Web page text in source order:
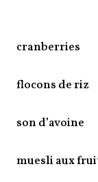
cranberries
flocons de riz
son d’avoine
muesli aux